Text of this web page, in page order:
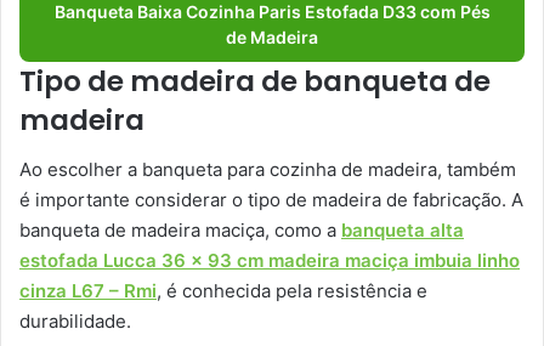
Banqueta Baixa Cozinha Paris Estofada D33 com Pés
de Madeira
Tipo de madeira de banqueta de
madeira
Ao escolher a banqueta para cozinha de madeira, também
é importante considerar o tipo de madeira de fabricação. A
banqueta de madeira maciça, como a banqueta alta
estofada Lucca 36 x 93 cm madeira maciça imbuia linho
cinza L67 – Rmi, é conhecida pela resistência e
durabilidade.